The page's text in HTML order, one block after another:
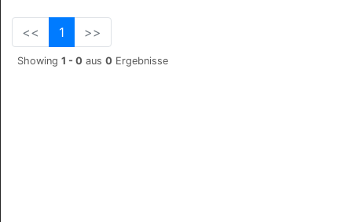
<< 1 >>
Showing 1 - 0 aus 0 Ergebnisse